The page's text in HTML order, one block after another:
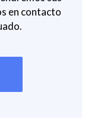
en contacto